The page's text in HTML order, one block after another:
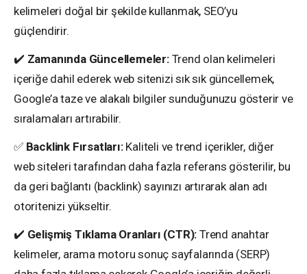
kelimeleri doğal bir şekilde kullanmak, SEO’yu
güçlendirir.
✔️ Zamanında Güncellemeler:Trend olan kelimeleri
içeriğe dahil ederek web sitenizi sık sık güncellemek,
Google’a taze ve alakalı bilgiler sunduğunuzu gösterir ve
sıralamaları artırabilir.
✅ Backlink Fırsatları:Kaliteli ve trend içerikler, diğer
web siteleri tarafından daha fazla referans gösterilir, bu
da geri bağlantı (backlink) sayınızı artırarak alan adı
otoritenizi yükseltir.
✔️ Gelişmiş Tıklama Oranları (CTR): Trend anahtar
kelimeler, arama motoru sonuç sayfalarında (SERP)